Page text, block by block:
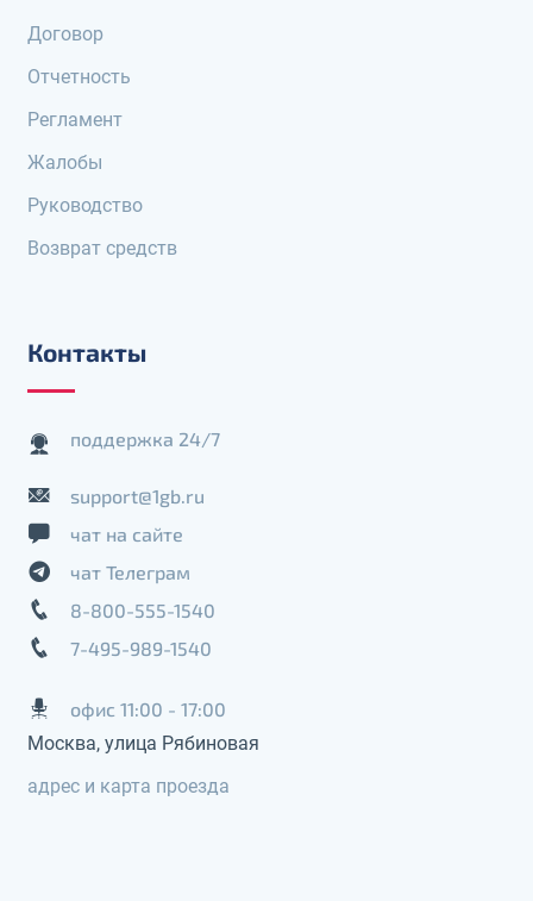
Договор
Отчетность
Регламент
Жалобы
Руководство
Возврат средств
Контакты
поддержка 24/7
support@1gb.ru
чат на сайте
чат Телеграм
8-800-555-1540
7-495-989-1540
офис 11:00 - 17:00
Москва, улица Рябиновая
адрес и карта проезда